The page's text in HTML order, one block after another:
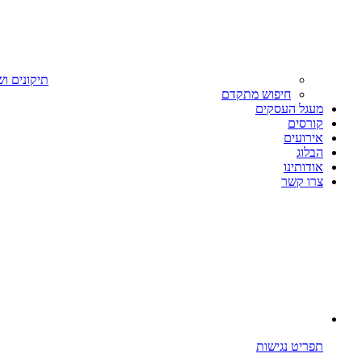
תיקונים
חיפוש מתקדם
מעגל העסקים
קורסים
אירועים
הבלוג
אודותינו
צרו קשר
תפריט נגישות